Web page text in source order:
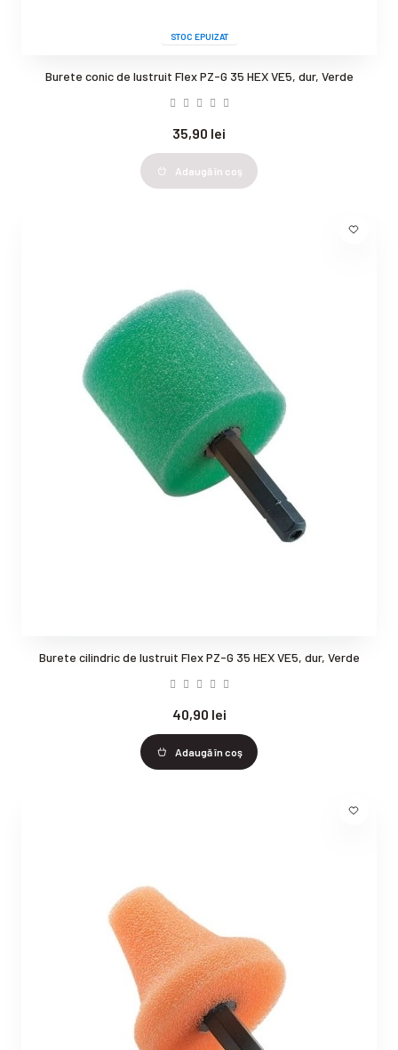
STOC EPUIZAT
Burete conic de lustruit Flex PZ-G 35 HEX VE5, dur, Verde
35,90 lei
Adaugă în coş
Burete cilindric de lustruit Flex PZ-G 35 HEX VE5, dur, Verde
40,90 lei
Adaugă în coş